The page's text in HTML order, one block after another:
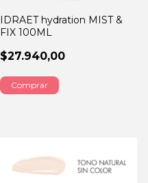
IDRAET hydration MIST &
FIX 100ML
$27.940,00